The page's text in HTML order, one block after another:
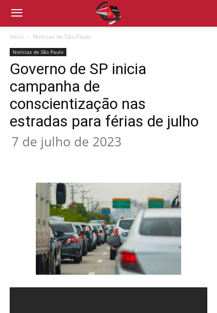
Início Notícias de São Paulo
Notícias de São Paulo
Governo de SP inicia
campanha de
conscientização nas
estradas para férias de julho
7 de julho de 2023